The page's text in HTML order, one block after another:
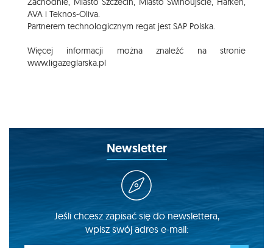
AVA i Teknos-Oliva.
Partnerem technologicznym regat jest SAP Polska.
Więcej informacji można znaleźć na stronie
www.ligazeglarska.pl
Newsletter
Jeśli chcesz zapisać się do newslettera,
wpisz swój adres e-mail: